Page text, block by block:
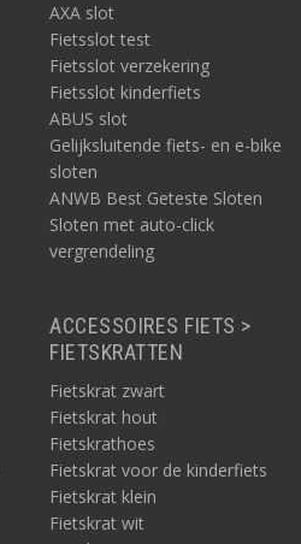
AXA slot
Fietsslot test
Fietsslot verzekering
Fietsslot kinderfiets
ABUS slot
Gelijksluitende fiets- en e-bike
sloten
ANWB Best Geteste Sloten
Sloten met auto-click
vergrendeling
ACCESSOIRES FIETS >
FIETSKRATTEN
Fietskrat zwart
Fietskrat hout
Fietskrathoes
Fietskrat voor de kinderfiets
Fietskrat klein
Fietskrat wit